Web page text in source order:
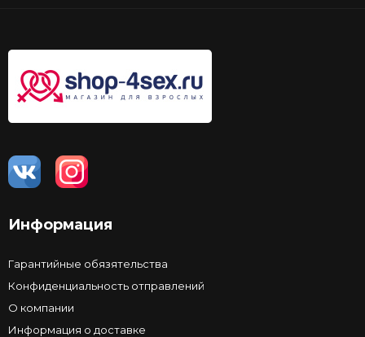
Информация
Гарантийные обязятельства
Конфиденциальность отправлений
О компании
Информация о доставке